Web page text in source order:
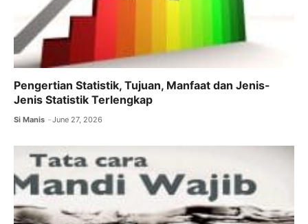
Pengertian Statistik, Tujuan, Manfaat dan Jenis-
Jenis Statistik Terlengkap
Si Manis June 27, 2026